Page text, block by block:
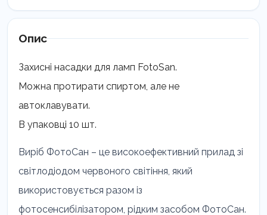
Опис
Захисні насадки для ламп FotoSan.
Можна протирати спиртом, але не
автоклавувати.
В упаковці 10 шт.
Виріб ФотоСан – це високоефективний прилад зі
світлодіодом червоного світіння, який
використовується разом із
фотосенсибілізатором, рідким засобом ФотоСан.